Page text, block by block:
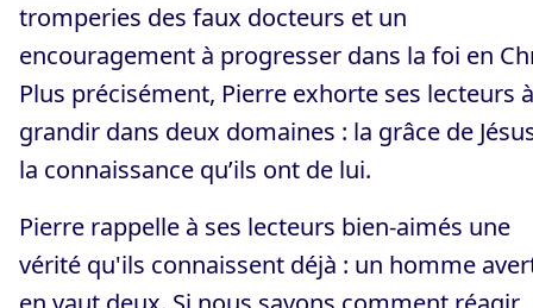
tromperies des faux docteurs et un
encouragement à progresser dans la foi en
Plus précisément, Pierre exhorte ses lecteurs à
grandir dans deux domaines : la grâce de
la connaissance qu’ils ont de lui.
Pierre rappelle à ses lecteurs bien-aimés une
vérité qu'ils connaissent déjà : un homme